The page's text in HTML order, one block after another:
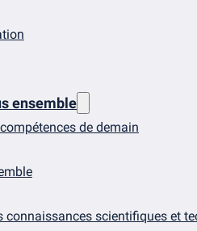
ensemble
de demain
connaissances scientifiques et